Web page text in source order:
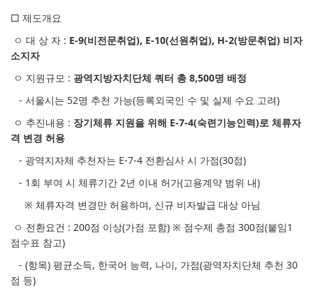
□ 제도개요
ㅇ 대 상 자 : E-9(비전문취업), E-10(선원취업), H-2(방문취업) 비자
소지자
ㅇ 지원규모 : 광역지방자치단체 쿼터 총 8,500명 배정
- 서울시는 52명 추천 가능(등록외국인 수 및 실제 수요 고려)
ㅇ 추진내용 : 장기체류 지원을 위해 E-7-4(숙련기능인력)로 체류자
격 변경 허용
- 광역지자체 추천자는 E-7-4 전환심사 시 가점(30점)
- 1회 부여 시 체류기간 2년 이내 허가(고용계약 범위 내)
※ 체류자격 변경만 허용하며, 신규 비자발급 대상 아님
ㅇ 전환요건 : 200점 이상(가점 포함) ※ 점수제 총점 300점(붙임1
점수표 참고)
- (항목) 평균소득, 한국어 능력, 나이, 가점(광역자치단체 추천 30
점 등)